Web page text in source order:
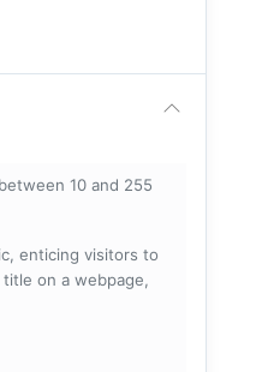
10 and 255
enticing visitors to
on a webpage,